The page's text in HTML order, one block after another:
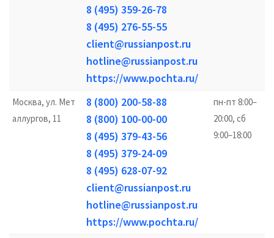
8 (495) 359-26-78
8 (495) 276-55-55
client@russianpost.ru
hotline@russianpost.ru
https://www.pochta.ru/
Москва, ул. Мет
аллургов, 11
8 (800) 200-58-88
8 (800) 100-00-00
8 (495) 379-43-56
8 (495) 379-24-09
8 (495) 628-07-92
client@russianpost.ru
hotline@russianpost.ru
https://www.pochta.ru/
пн-пт 8:00–
20:00, сб
9:00–18:00